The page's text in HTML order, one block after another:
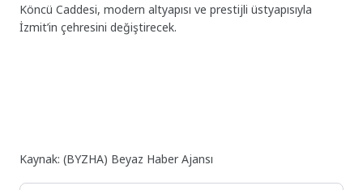
Köncü Caddesi, modern altyapısı ve prestijli üstyapısıyla
İzmit’in çehresini değiştirecek.
Kaynak: (BYZHA) Beyaz Haber Ajansı